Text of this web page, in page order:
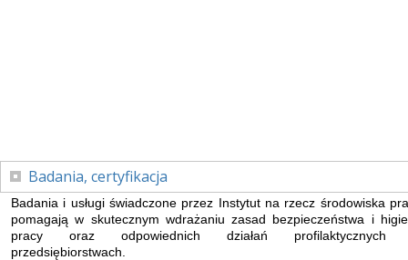
Badania, certyfikacja
Badania i usługi świadczone przez Instytut na rzecz środowiska
pomagają w skutecznym wdrażaniu zasad bezpieczeństwa i
pracy oraz odpowiednich działań profilaktycznych
przedsiębiorstwach.